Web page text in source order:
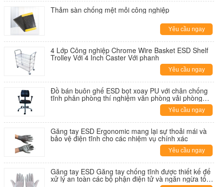
Thảm sàn chống mệt mỏi công nghiệp
Yêu cầu ngay
4 Lớp Công nghiệp Chrome Wire Basket ESD Shelf
Trolley Với 4 Inch Caster Với phanh
Yêu cầu ngay
Đồ bán buôn ghế ESD bọt xoay PU với chân chống
tĩnh phân phòng thí nghiệm văn phòng vải phòng
Yêu cầu ngay
Găng tay ESD Ergonomic mang lại sự thoải mái và
bảo vệ điện tĩnh cho các nhiệm vụ chính xác
Yêu cầu ngay
Găng tay ESD Găng tay chống tĩnh được thiết kế để
xử lý an toàn các bộ phận điện tử và ngăn ngừa tổn